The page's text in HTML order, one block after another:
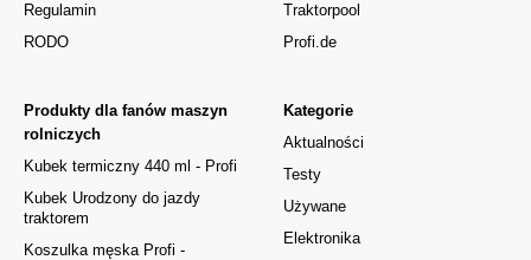
Regulamin
RODO
Kategorie
Aktualności
Testy
Używane
Elektronika
Produkty dla fanów maszyn
rolniczych
Kubek termiczny 440 ml - Profi
Kubek Urodzony do jazdy
traktorem
Koszulka męska Profi -
Traktorpool
Profi.de